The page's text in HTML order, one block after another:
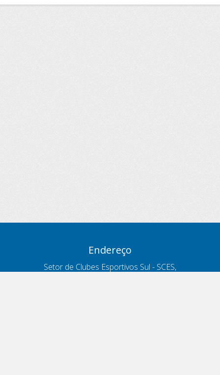
Endereço
Setor de Clubes Esportivos Sul - SCES,